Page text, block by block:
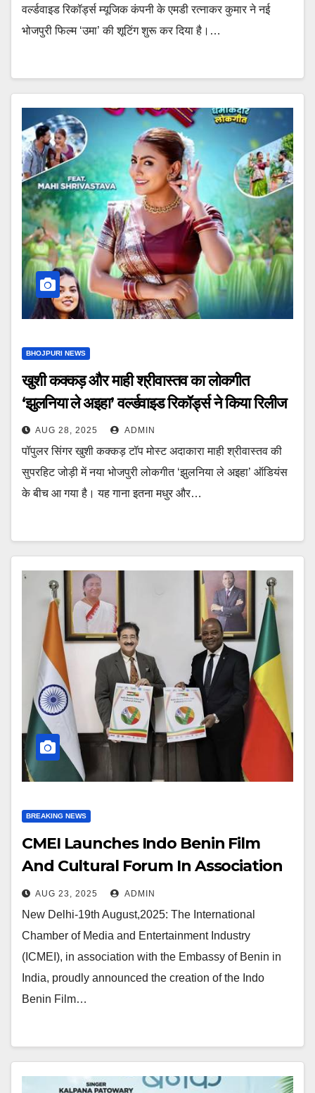
वर्ल्डवाइड रिकॉर्ड्स म्यूजिक कंपनी के एमडी रत्नाकर कुमार ने नई
भोजपुरी फिल्म ‘उमा’ की शूटिंग शुरू कर दिया है।…
BHOJPURI NEWS
खुशी कक्कड़ और माही श्रीवास्तव का लोकगीत
‘झुलनिया ले अइहा’ वर्ल्डवाइड रिकॉर्ड्स ने किया रिलीज
AUG 28, 2025 ADMIN
पॉपुलर सिंगर खुशी कक्कड़ टॉप मोस्ट अदाकारा माही श्रीवास्तव की
सुपरहिट जोड़ी में नया भोजपुरी लोकगीत ‘झुलनिया ले अइहा’ ऑडियंस
के बीच आ गया है। यह गाना इतना मधुर और…
BREAKING NEWS
CMEI Launches Indo Benin Film
And Cultural Forum In Association
With Embassy Of Benin
AUG 23, 2025 ADMIN
New Delhi-19th August,2025: The International
Chamber of Media and Entertainment Industry
(ICMEI), in association with the Embassy of Benin in
India, proudly announced the creation of the Indo
Benin Film…